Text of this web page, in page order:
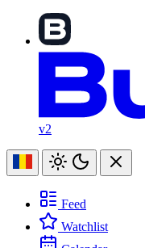
v2
Feed
Watchlist